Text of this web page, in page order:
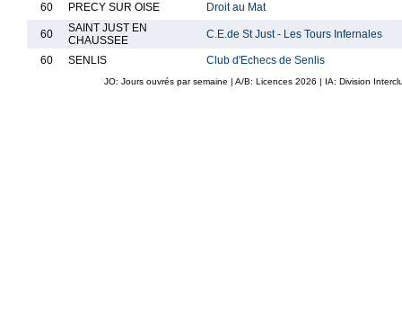
60
PRECY SUR OISE Droit au Mat
60
SAINT JUST EN
CHAUSSEE
C.E.de St Just - Les Tours Infernales
60 SENLIS Club d'Echecs de Senlis
JO: Jours ouvrés par semaine | A/B: Licences 2026 | IA: Division